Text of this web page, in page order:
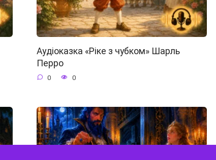
Аудіоказка «Ріке з чубком» Шарль
Перро
0 0